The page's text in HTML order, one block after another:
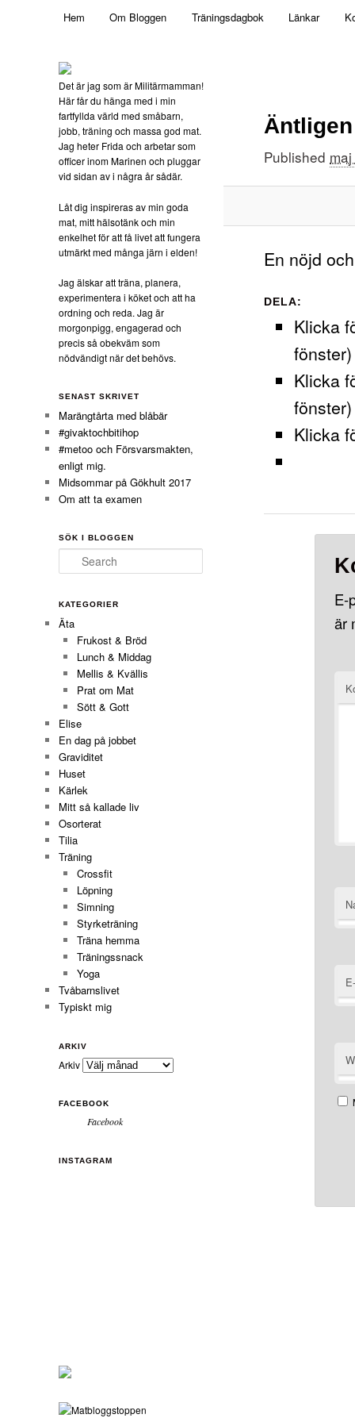
Militärmamman
Skip to primary content
Hem Om Bloggen Träningsdagbok Länkar
Published
En nöjd
DELA:
Klicka
fönster)
Klicka
fönster)
Klicka
E-
är
Det är jag som är Militärmamman!
Här får du hänga med i min
fartfyllda värld med småbarn,
jobb, träning och massa god mat.
Jag heter Frida och arbetar som
officer inom Marinen och pluggar
vid sidan av i några år sådär.
Låt dig inspireras av min goda
mat, mitt hälsotänk och min
enkelhet för att få livet att fungera
utmärkt med många järn i elden!
Jag älskar att träna, planera,
experimentera i köket och att ha
ordning och reda. Jag är
morgonpigg, engagerad och
precis så obekväm som
nödvändigt när det behövs.
SENAST SKRIVET
Marängtårta med blåbär
#givaktochbitihop
#metoo och Försvarsmakten,
enligt mig.
Midsommar på Gökhult 2017
Om att ta examen
SÖK I BLOGGEN
Search
KATEGORIER
Äta
Frukost & Bröd
Lunch & Middag
Mellis & Kvällis
Prat om Mat
Sött & Gott
Elise
En dag på jobbet
Graviditet
Huset
Kärlek
Mitt så kallade liv
Osorterat
Tilia
Träning
Crossfit
Löpning
Simning
Styrketräning
Träna hemma
Träningssnack
Yoga
Tvåbarnslivet
Typiskt mig
ARKIV
Arkiv
FACEBOOK
Facebook
INSTAGRAM